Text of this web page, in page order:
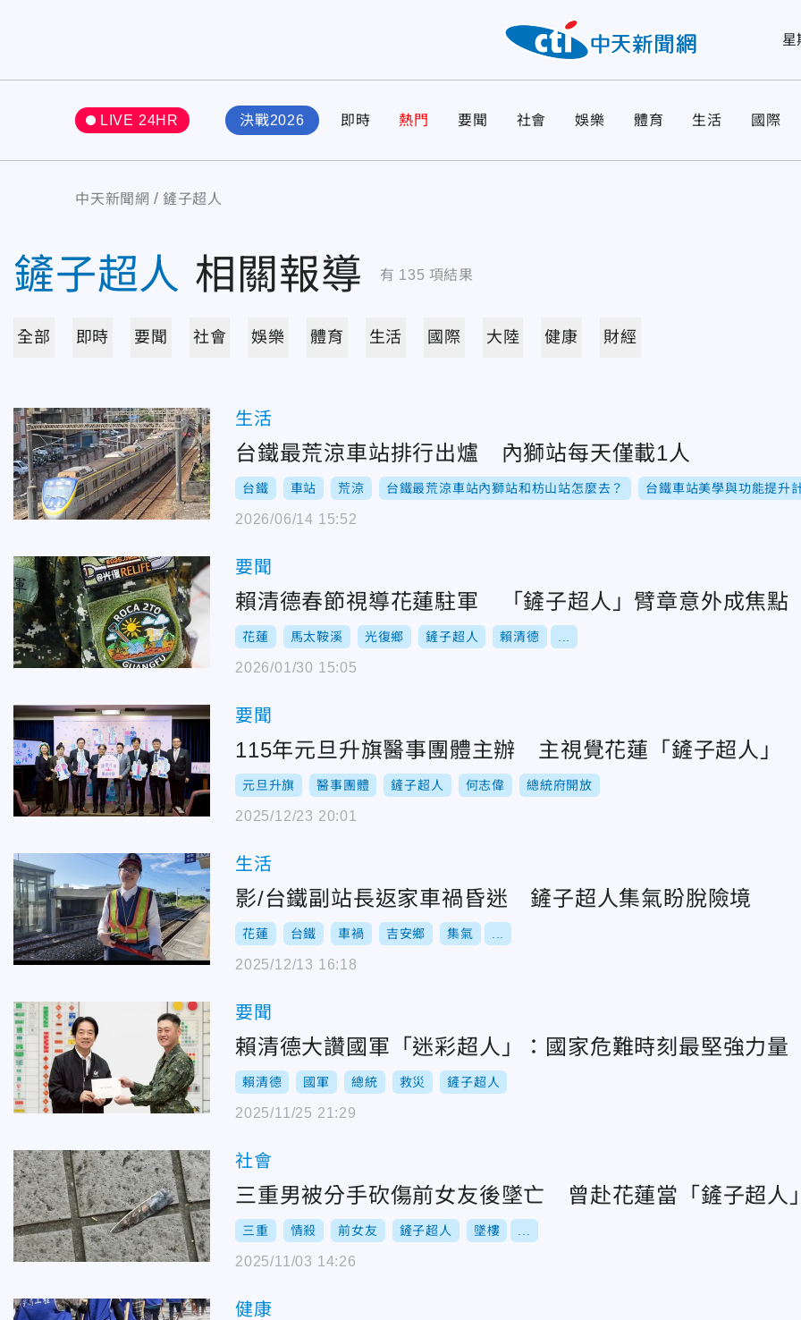
星
LIVE 24HR 決戰2026 即時 熱門 要聞 社會 娛樂 體育 生活 國際
中天新聞網 鏟子超人
鏟子超人 相關報導 有 135 項結果
全部 即時 要聞 社會 娛樂 體育 生活 國際 大陸 健康 財經
生活
台鐵最荒涼車站排行出爐 內獅站每天僅載1人
台鐵 車站 荒涼 台鐵最荒涼車站內獅站和枋山站怎麼去？ 台鐵車站美學與功能提升
2026/06/14 15:52
要聞
賴清德春節視導花蓮駐軍 「鏟子超人」臂章意外成焦點
花蓮 馬太鞍溪 光復鄉 鏟子超人 賴清德
2026/01/30 15:05
要聞
115年元旦升旗醫事團體主辦 主視覺花蓮「鏟子超人」
元旦升旗 醫事團體 鏟子超人 何志偉 總統府開放
2025/12/23 20:01
生活
影/台鐵副站長返家車禍昏迷 鏟子超人集氣盼脫險境
花蓮 台鐵 車禍 吉安鄉 集氣
2025/12/13 16:18
要聞
賴清德大讚國軍「迷彩超人」：國家危難時刻最堅強力量
賴清德 國軍 總統 救災 鏟子超人
2025/11/25 21:29
社會
三重男被分手砍傷前女友後墜亡 曾赴花蓮當「鏟子超人
三重 情殺 前女友 鏟子超人 墜樓
2025/11/03 14:26
健康